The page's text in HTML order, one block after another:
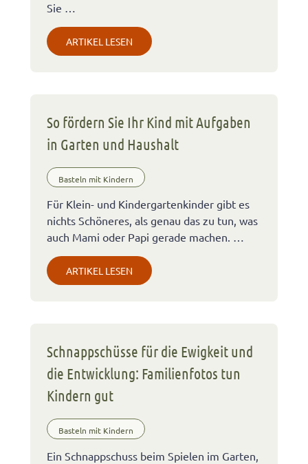
Sie …
ARTIKEL LESEN
So fördern Sie Ihr Kind mit Aufgaben
in Garten und Haushalt
Basteln mit Kindern
Für Klein- und Kindergartenkinder gibt es
nichts Schöneres, als genau das zu tun, was
auch Mami oder Papi gerade machen. …
ARTIKEL LESEN
Schnappschüsse für die Ewigkeit und
die Entwicklung: Familienfotos tun
Kindern gut
Basteln mit Kindern
Ein Schnappschuss beim Spielen im Garten,